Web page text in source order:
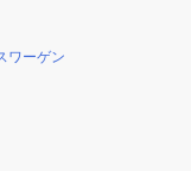
ワーゲン